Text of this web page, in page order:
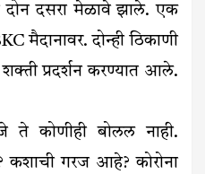
दोन दसरा मेळावे झाले. एक
मैदानावर. दोन्ही ठिकाणी
प्रदर्शन करण्यात आले.
ते कोणीही बोलल नाही.
कशाची गरज आहे? कोरोना